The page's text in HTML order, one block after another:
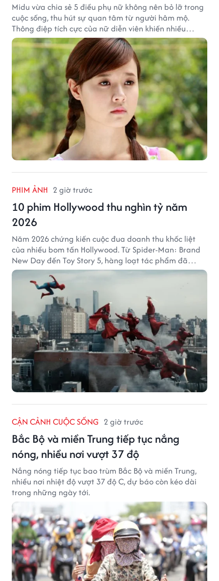
Midu vừa chia sẻ 5 điều phụ nữ không nên bỏ lỡ trong
cuộc sống, thu hút sự quan tâm từ người hâm mộ.
Thông điệp tích cực của nữ diễn viên khiến nhiều
người đồng cảm khi nhìn lại hành trình sự nghiệp và
hạnh phúc hiện tại của cô.
PHIM ẢNH 2 giờ trước
10 phim Hollywood thu nghìn tỷ năm
2026
Năm 2026 chứng kiến cuộc đua doanh thu khốc liệt
của nhiều bom tấn Hollywood. Từ Spider-Man: Brand
New Day đến Toy Story 5, hàng loạt tác phẩm đã
mang về hàng chục nghìn tỷ đồng và tạo nên những
cột mốc đáng nhớ tại phòng vé toàn cầu.
CẬN CẢNH CUỘC SỐNG 2 giờ trước
Bắc Bộ và miền Trung tiếp tục nắng
nóng, nhiều nơi vượt 37 độ
Nắng nóng tiếp tục bao trùm Bắc Bộ và miền Trung,
nhiều nơi nhiệt độ vượt 37 độ C, dự báo còn kéo dài
trong những ngày tới.